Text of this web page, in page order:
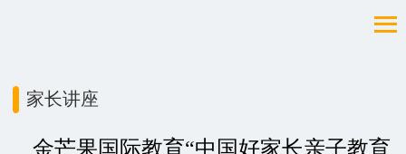
家长讲座
金芒果国际教育“中国好家长亲子教育